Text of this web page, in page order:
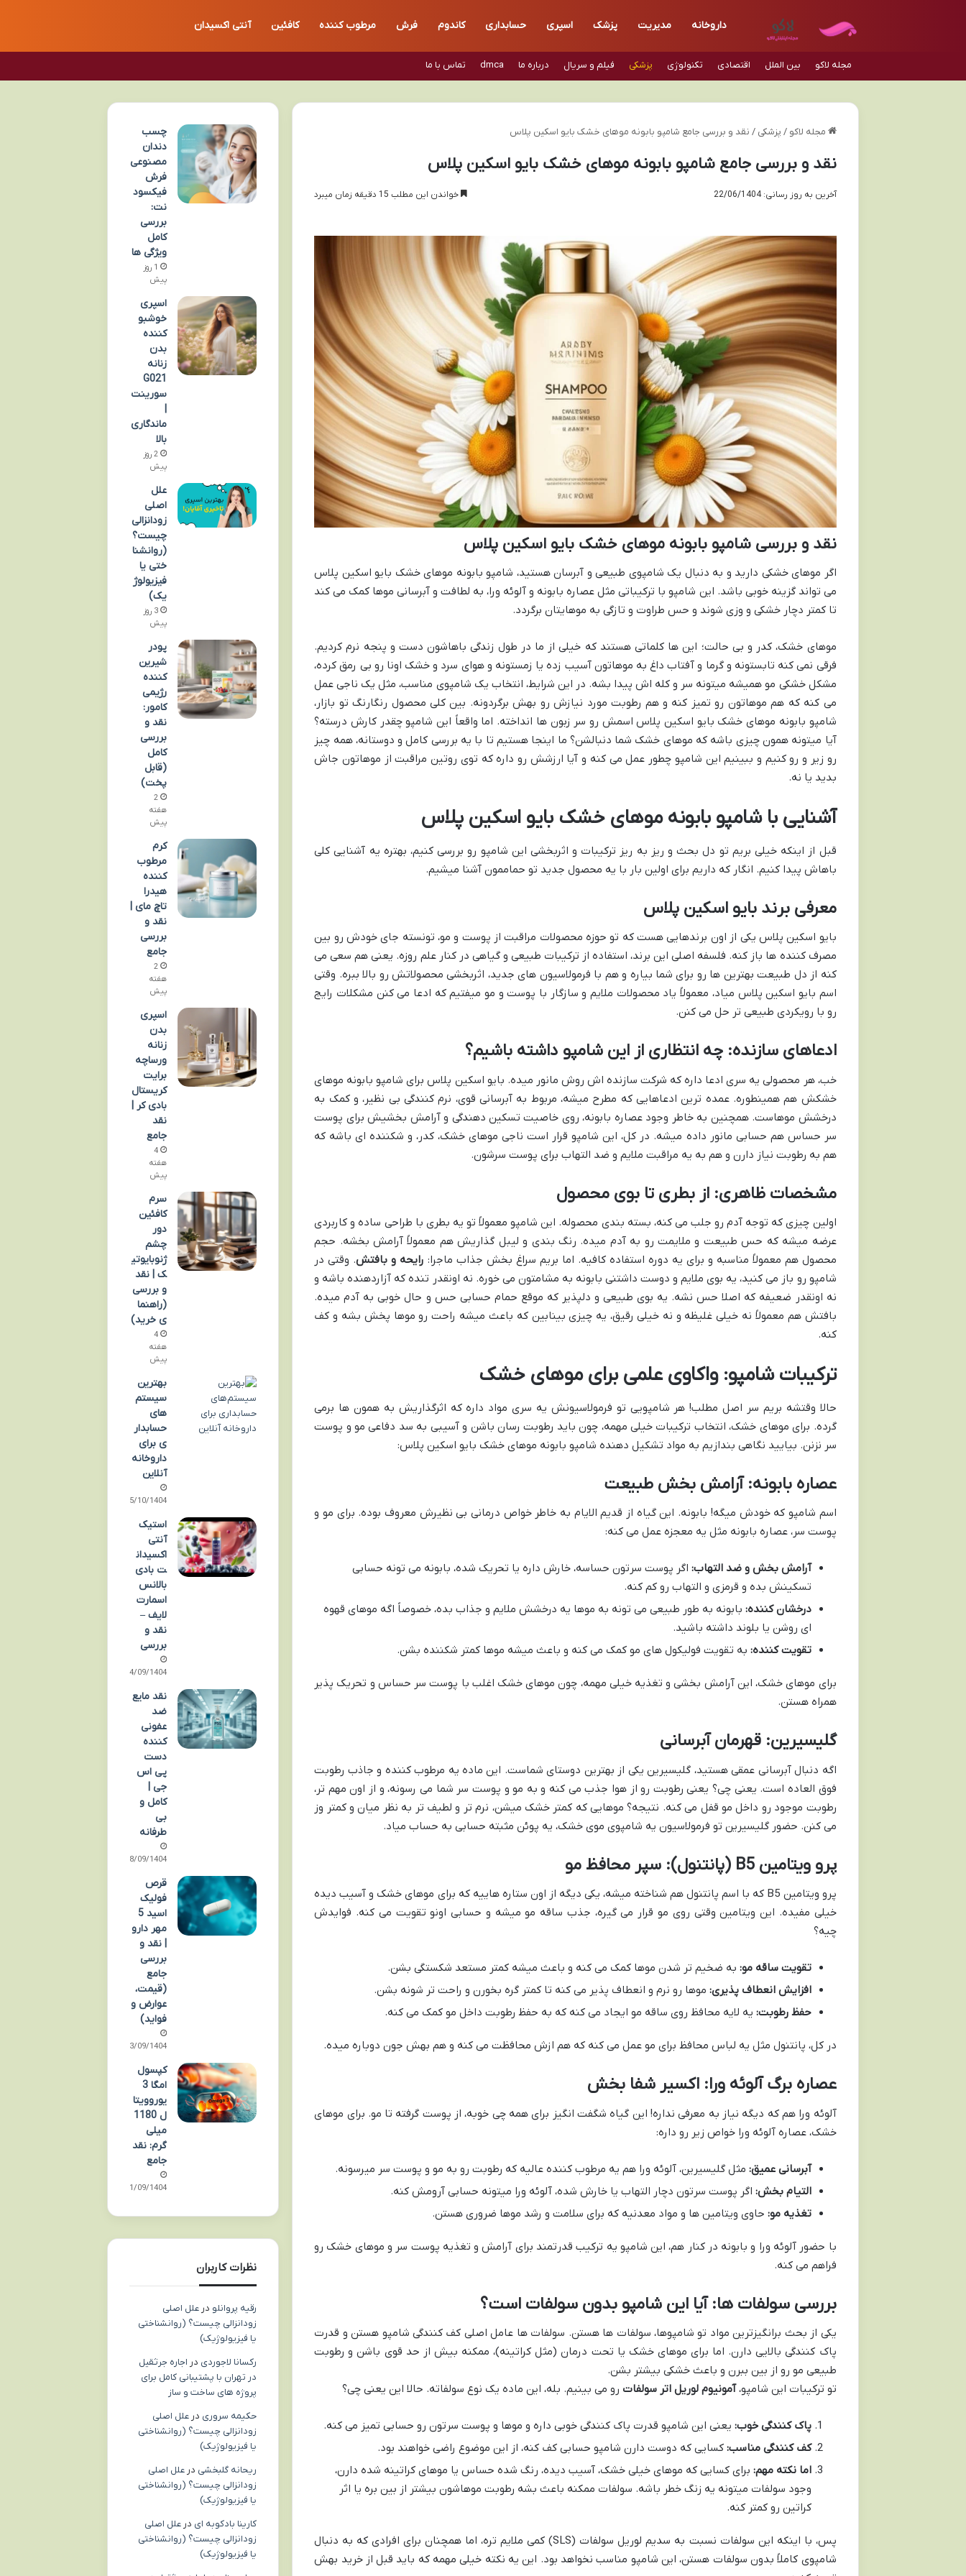
داروخانه مدیریت پزشک اسپری حسابداری کاندوم فرش مرطوب کننده کافئین آنتی اکسیدان
مجله لاکو بین الملل اقتصادی تکنولوژی پزشکی فیلم و سریال درباره ما dmca تماس با ما
مجله لاکو / پزشکی / نقد و بررسی جامع شامپو بابونه موهای خشک بایو اسکین پلاس
نقد و بررسی جامع شامپو بابونه موهای خشک بایو اسکین پلاس
آخرین به روز رسانی: 22/06/1404 خواندن این مطلب 15 دقیقه زمان میبرد
نقد و بررسی شامپو بابونه موهای خشک بایو اسکین پلاس
اگر موهای خشکی دارید و به دنبال یک شامپوی طبیعی و آبرسان هستید، شامپو بابونه موهای خشک بایو اسکین پلاس
می تواند گزینه خوبی باشد. این شامپو با ترکیباتی مثل عصاره بابونه و آلوئه ورا، به لطافت و آبرسانی موها کمک می کند
تا کمتر دچار خشکی و وزی شوند و حس طراوت و تازگی به موهایتان برگردد.
موهای خشک، کدر و بی حالت؛ این ها کلماتی هستند که خیلی از ما در طول زندگی باهاشون دست و پنجه نرم کردیم.
فرقی نمی کنه تابستونه و گرما و آفتاب داغ به موهاتون آسیب زده یا زمستونه و هوای سرد و خشک اونا رو بی رمق کرده،
مشکل خشکی مو همیشه میتونه سر و کله اش پیدا بشه. در این شرایط، انتخاب یک شامپوی مناسب، مثل یک ناجی عمل
می کنه که هم موهاتون رو تمیز کنه و هم رطوبت مورد نیازش رو بهش برگردونه. بین کلی محصول رنگارنگ تو بازار،
شامپو بابونه موهای خشک بایو اسکین پلاس اسمش رو سر زبون ها انداخته. اما واقعاً این شامپو چقدر کارش درسته؟
آیا میتونه همون چیزی باشه که موهای خشک شما دنبالشن؟ ما اینجا هستیم تا با یه بررسی کامل و دوستانه، همه چیز
رو زیر و رو کنیم و ببینیم این شامپو چطور عمل می کنه و آیا ارزشش رو داره که توی روتین مراقبت از موهاتون جاش
بدید یا نه.
آشنایی با شامپو بابونه موهای خشک بایو اسکین پلاس
قبل از اینکه خیلی بریم تو دل بحث و ریز به ریز ترکیبات و اثربخشی این شامپو رو بررسی کنیم، بهتره یه آشنایی کلی
باهاش پیدا کنیم. انگار که داریم برای اولین بار با یه محصول جدید تو حماممون آشنا میشیم.
معرفی برند بایو اسکین پلاس
بایو اسکین پلاس یکی از اون برندهایی هست که تو حوزه محصولات مراقبت از پوست و مو، تونسته جای خودش رو بین
مصرف کننده ها باز کنه. فلسفه اصلی این برند، استفاده از ترکیبات طبیعی و گیاهی در کنار علم روزه. یعنی هم سعی می
کنه از دل طبیعت بهترین ها رو برای شما بیاره و هم با فرمولاسیون های جدید، اثربخشی محصولاتش رو بالا ببره. وقتی
اسم بایو اسکین پلاس میاد، معمولاً یاد محصولات ملایم و سازگار با پوست و مو میفتیم که ادعا می کنن مشکلات رایج
رو با رویکردی طبیعی تر حل می کنن.
ادعاهای سازنده: چه انتظاری از این شامپو داشته باشیم؟
خب، هر محصولی یه سری ادعا داره که شرکت سازنده اش روش مانور میده. بایو اسکین پلاس برای شامپو بابونه موهای
خشکش هم همینطوره. عمده ترین ادعاهایی که مطرح میشه، مربوط به آبرسانی قوی، نرم کنندگی بی نظیر، و کمک به
درخشش موهاست. همچنین به خاطر وجود عصاره بابونه، روی خاصیت تسکین دهندگی و آرامش بخشیش برای پوست
سر حساس هم حسابی مانور داده میشه. در کل، این شامپو قرار است ناجی موهای خشک، کدر، و شکننده ای باشه که
هم به رطوبت نیاز دارن و هم به یه مراقبت ملایم و ضد التهاب برای پوست سرشون.
مشخصات ظاهری: از بطری تا بوی محصول
اولین چیزی که توجه آدم رو جلب می کنه، بسته بندی محصوله. این شامپو معمولاً تو یه بطری با طراحی ساده و کاربردی
عرضه میشه که حس طبیعت و ملایمت رو به آدم میده. رنگ بندی و لیبل گذاریش هم معمولاً آرامش بخشه. حجم
محصول هم معمولاً مناسبه و برای یه دوره استفاده کافیه. اما بریم سراغ بخش جذاب ماجرا: رایحه و بافتش. وقتی در
شامپو رو باز می کنید، یه بوی ملایم و دوست داشتنی بابونه به مشامتون می خوره. نه اونقدر تنده که آزاردهنده باشه و
نه اونقدر ضعیفه که اصلا حس نشه. یه بوی طبیعی و دلپذیر که موقع حمام حسابی حس و حال خوبی به آدم میده.
بافتش هم معمولاً نه خیلی غلیظه و نه خیلی رقیق، یه چیزی بینابین که باعث میشه راحت رو موها پخش بشه و کف
کنه.
ترکیبات شامپو: واکاوی علمی برای موهای خشک
حالا وقتشه بریم سر اصل مطلب! هر شامپویی تو فرمولاسیونش یه سری مواد داره که اثرگذاریش به همون ها برمی
گرده. برای موهای خشک، انتخاب ترکیبات خیلی مهمه، چون باید رطوبت رسان باشن و آسیبی به سد دفاعی مو و پوست
سر نزنن. بیایید نگاهی بندازیم به مواد تشکیل دهنده شامپو بابونه موهای خشک بایو اسکین پلاس:
عصاره بابونه: آرامش بخش طبیعت
اسم شامپو که خودش میگه! بابونه. این گیاه از قدیم الایام به خاطر خواص درمانی بی نظیرش معروف بوده. برای مو و
پوست سر، عصاره بابونه مثل یه معجزه عمل می کنه:
آرامش بخش و ضد التهاب: اگر پوست سرتون حساسه، خارش داره یا تحریک شده، بابونه می تونه حسابی
تسکینش بده و قرمزی و التهاب رو کم کنه.
درخشان کننده: بابونه به طور طبیعی می تونه به موها یه درخشش ملایم و جذاب بده، خصوصاً اگه موهای قهوه
ای روشن یا بلوند داشته باشید.
تقویت کننده: به تقویت فولیکول های مو کمک می کنه و باعث میشه موها کمتر شکننده بشن.
برای موهای خشک، این آرامش بخشی و تغذیه خیلی مهمه، چون موهای خشک اغلب با پوست سر حساس و تحریک پذیر
همراه هستن.
گلیسیرین: قهرمان آبرسانی
اگه دنبال آبرسانی عمقی هستید، گلیسیرین یکی از بهترین دوستای شماست. این ماده یه مرطوب کننده و جاذب رطوبت
فوق العاده است. یعنی چی؟ یعنی رطوبت رو از هوا جذب می کنه و به مو و پوست سر شما می رسونه، و از اون مهم تر،
رطوبت موجود رو داخل مو قفل می کنه. نتیجه؟ موهایی که کمتر خشک میشن، نرم تر و لطیف تر به نظر میان و کمتر وز
می کنن. حضور گلیسیرین تو فرمولاسیون یه شامپوی موی خشک، یه پوئن مثبته حسابی به حساب میاد.
پرو ویتامین B5 (پانتنول): سپر محافظ مو
پرو ویتامین B5 که با اسم پانتنول هم شناخته میشه، یکی دیگه از اون ستاره هاییه که برای موهای خشک و آسیب دیده
خیلی مفیده. این ویتامین وقتی روی مو قرار می گیره، جذب ساقه مو میشه و حسابی اونو تقویت می کنه. فوایدش
چیه؟
تقویت ساقه مو: به ضخیم تر شدن موها کمک می کنه و باعث میشه کمتر مستعد شکستگی بشن.
افزایش انعطاف پذیری: موها رو نرم و انعطاف پذیر می کنه تا کمتر گره بخورن و راحت تر شونه بشن.
حفظ رطوبت: یه لایه محافظ روی ساقه مو ایجاد می کنه که به حفظ رطوبت داخل مو کمک می کنه.
در کل، پانتنول مثل یه لباس محافظ برای مو عمل می کنه که هم ازش محافظت می کنه و هم بهش جون دوباره میده.
عصاره برگ آلوئه ورا: اکسیر شفا بخش
آلوئه ورا هم که دیگه نیاز به معرفی نداره! این گیاه شگفت انگیز برای همه چی خوبه، از پوست گرفته تا مو. برای موهای
خشک، عصاره آلوئه ورا خواص زیر رو داره:
آبرسانی عمیق: مثل گلیسیرین، آلوئه ورا هم یه مرطوب کننده عالیه که رطوبت رو به مو و پوست سر میرسونه.
التیام بخش: اگر پوست سرتون دچار التهاب یا خارش شده، آلوئه ورا میتونه حسابی آرومش کنه.
تغذیه مو: حاوی ویتامین ها و مواد معدنیه که برای سلامت و رشد موها ضروری هستن.
با حضور آلوئه ورا و بابونه در کنار هم، این شامپو یه ترکیب قدرتمند برای آرامش و تغذیه پوست سر و موهای خشک رو
فراهم می کنه.
بررسی سولفات ها: آیا این شامپو بدون سولفات است؟
یکی از بحث برانگیزترین مواد تو شامپوها، سولفات ها هستن. سولفات ها عامل اصلی کف کنندگی شامپو هستن و قدرت
پاک کنندگی بالایی دارن. اما برای موهای خشک یا تحت درمان (مثل کراتینه)، ممکنه بیش از حد قوی باشن و رطوبت
طبیعی مو رو از بین ببرن و باعث خشکی بیشتر بشن.
تو ترکیبات این شامپو،آمونیوم لوریل اتر سولفات رو می بینیم. بله، این ماده یک نوع سولفاته. حالا این یعنی چی؟
پاک کنندگی خوب: یعنی این شامپو قدرت پاک کنندگی خوبی داره و موها و پوست سرتون رو حسابی تمیز می کنه.
کف کنندگی مناسب: کسایی که دوست دارن شامپو حسابی کف کنه، از این موضوع راضی خواهند بود.
اما نکته مهم: برای کسایی که موهای خیلی خشک، آسیب دیده، رنگ شده حساس یا موهای کراتینه شده دارن،
وجود سولفات میتونه یه زنگ خطر باشه. سولفات ممکنه باعث بشه رطوبت موهاشون بیشتر از بین بره یا اثر
کراتین رو کمتر کنه.
پس، با اینکه این سولفات نسبت به سدیم لوریل سولفات (SLS) کمی ملایم تره، اما همچنان برای افرادی که به دنبال
شامپوی کاملاً بدون سولفات هستن، این شامپو مناسب نخواهد بود. این یه نکته خیلی مهمه که باید قبل از خرید بهش
چسب
دندان
مصنوعی
فرش
فیکسود
نت:
بررسی
کامل
ویژگی ها
1 روز
پیش
اسپری
خوشبو
کننده
بدن
زنانه
G021
سورینت
|
ماندگاری
بالا
2 روز
پیش
علل
اصلی
زودانزالی
چیست؟
(روانشنا
ختی یا
فیزیولوژ
یک)
3 روز
پیش
پودر
شیرین
کننده
رژیمی
کامور:
نقد و
بررسی
کامل
(قابل
پخت)
2
هفته
پیش
کرم
مرطوب
کننده
هیدرا
تاچ مای |
نقد و
بررسی
جامع
2
هفته
پیش
اسپری
بدن
زنانه
ورساچه
برایت
کریستال
بادی کر |
نقد
جامع
4
هفته
پیش
سرم
کافئین
دور
چشم
ژنوبایوتی
ک | نقد
و بررسی
(راهنما
ی خرید)
4
هفته
پیش
بهترین
سیستم‌
های
حسابدار
ی برای
داروخانه
آنلاین
05/10/1404
استیک
آنتی
اکسیدان
ت بادی
بالانس
اسمارت
لایف –
نقد و
بررسی
14/09/1404
نقد مایع
ضد
عفونی
کننده
دست
پی اس
جی |
کامل و
بی
طرفانه
08/09/1404
قرص
فولیک
اسید 5
مهر دارو
| نقد و
بررسی
جامع
(قیمت،
عوارض و
فواید)
03/09/1404
کپسول
امگا 3
یوروویتا
ل 1180
میلی
گرم: نقد
جامع
01/09/1404
نظرات کاربران
رقیه پروانلو در علل اصلی
زودانزالی چیست؟ (روانشناختی
یا فیزیولوژیک)
رکسانا لاجوردی در اجاره جرثقیل
در تهران با پشتیبانی کامل برای
پروژه های ساخت و ساز
حکیمه سروری در علل اصلی
زودانزالی چیست؟ (روانشناختی
یا فیزیولوژیک)
ریحانه گلبخشی در علل اصلی
زودانزالی چیست؟ (روانشناختی
یا فیزیولوژیک)
کارینا بادکوبه ای در علل اصلی
زودانزالی چیست؟ (روانشناختی
یا فیزیولوژیک)